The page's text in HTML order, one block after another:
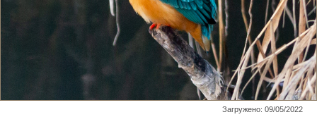
Загружено: 09/05/2022